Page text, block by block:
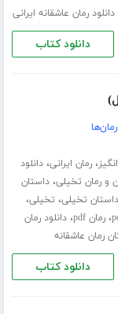
دانلود رمان عاشقانه ایرانی
دانلود کتاب
،رمان ایرانی،دانلود
و رمان تخیلی،داستان
داستان تخیلی، تخیلی،
،رمان pdf ،دانلود رمان
رمان عاشقانه
دانلود کتاب